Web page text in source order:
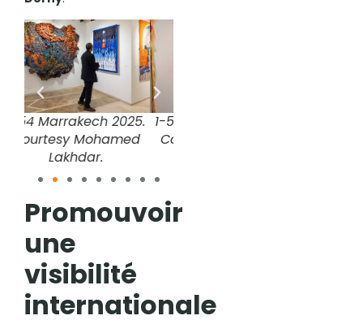
1-54 Marrakech 2025.
Courtesy Mohamed
Lakhdar.
Promouvoir
une
visibilité
internationale